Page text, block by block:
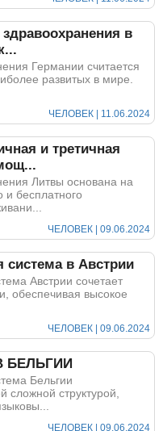
в
Германии считается
развитых в мире.
ЧЕЛОВЕК | 11.06.2024
и третичная
Литвы основана на
и бесплатного
ЧЕЛОВЕК | 09.06.2024
система в Австрии
Австрии сочетает
обеспечивая высокое
ЧЕЛОВЕК | 09.06.2024
БЕЛЬГИИ
Бельгии
сложной структурой,
ЧЕЛОВЕК | 09.06.2024